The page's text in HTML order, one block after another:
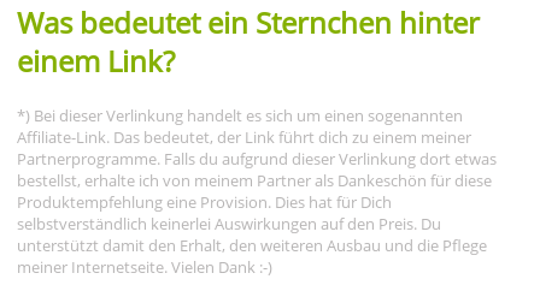
Was bedeutet ein Sternchen hinter
einem Link?
*) Bei dieser Verlinkung handelt es sich um einen sogenannten
Affiliate-Link. Das bedeutet, der Link führt dich zu einem meiner
Partnerprogramme. Falls du aufgrund dieser Verlinkung dort etwas
bestellst, erhalte ich von meinem Partner als Dankeschön für diese
Produktempfehlung eine Provision. Dies hat für Dich
selbstverständlich keinerlei Auswirkungen auf den Preis. Du
unterstützt damit den Erhalt, den weiteren Ausbau und die Pflege
meiner Internetseite. Vielen Dank :-)